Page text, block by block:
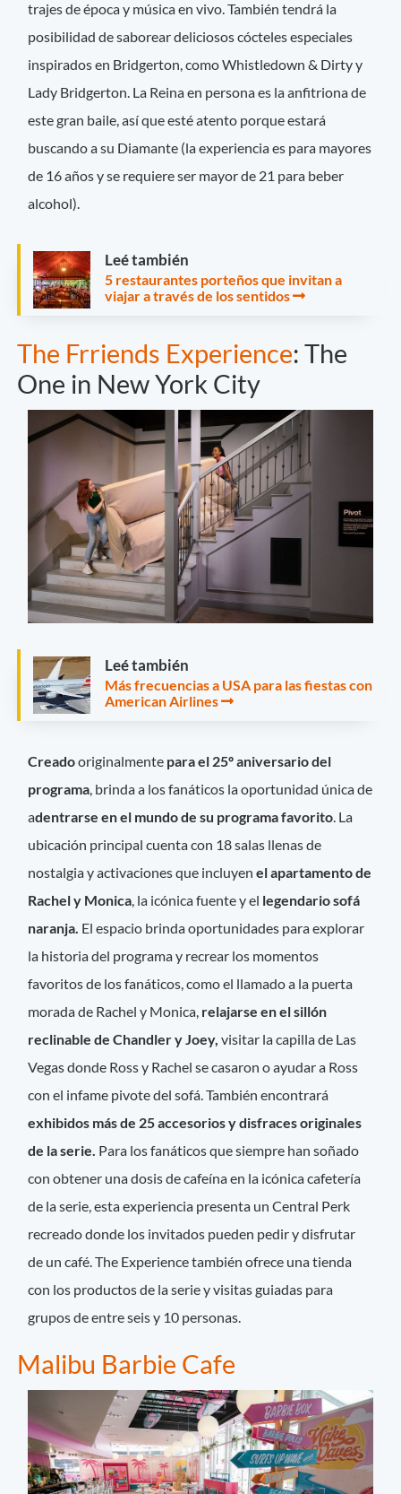
trajes de época y música en vivo. También tendrá la
posibilidad de saborear deliciosos cócteles especiales
inspirados en Bridgerton, como Whistledown & Dirty y
Lady Bridgerton. La Reina en persona es la anfitriona de
este gran baile, así que esté atento porque estará
buscando a su Diamante (la experiencia es para mayores
de 16 años y se requiere ser mayor de 21 para beber
alcohol).
Leé también
5 restaurantes porteños que invitan a
viajar a través de los sentidos
The Frriends Experience: The
One in New York City
Leé también
Más frecuencias a USA para las fiestas con
American Airlines
Creadooriginalmente para el 25º aniversario del
programa, brinda a los fanáticos la oportunidad única de
adentrarse en el mundo de su programa favorito. La
ubicación principal cuenta con 18 salas llenas de
nostalgia y activaciones que incluyen el apartamento de
Rachel y Monica, la icónica fuente y el legendario sofá
naranja. El espacio brinda oportunidades para explorar
la historia del programa y recrear los momentos
favoritos de los fanáticos, como el llamado a la puerta
morada de Rachel y Monica, relajarse en el sillón
reclinable de Chandler y Joey, visitar la capilla de Las
Vegas donde Ross y Rachel se casaron o ayudar a Ross
con el infame pivote del sofá. También encontrará
exhibidos más de 25 accesorios y disfraces originales
de la serie. Para los fanáticos que siempre han soñado
con obtener una dosis de cafeína en la icónica cafetería
de la serie, esta experiencia presenta un Central Perk
recreado donde los invitados pueden pedir y disfrutar
de un café. The Experience también ofrece una tienda
con los productos de la serie y visitas guiadas para
grupos de entre seis y 10 personas.
Malibu Barbie Cafe